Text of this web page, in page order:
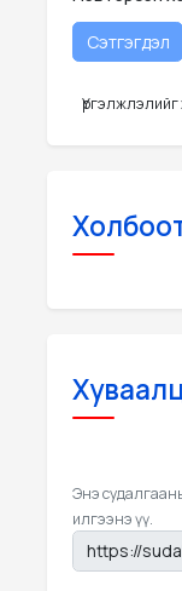
Үргэлжлэлийг
Энэ
илгээнэ үү.